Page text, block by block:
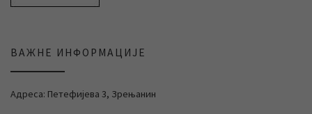
ВАЖНЕ ИНФОРМАЦИЈЕ
Адреса: Петефијева 3, Зрењанин